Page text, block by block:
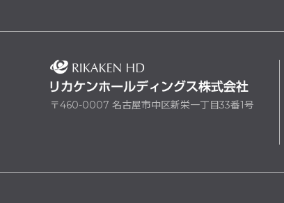
〒460-0007 名古屋市中区新栄一丁目33番1号